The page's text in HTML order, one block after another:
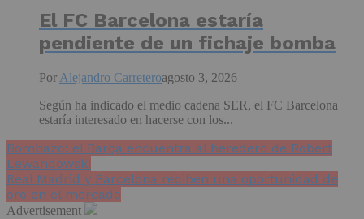
El FC Barcelona estaría
pendiente de un fichaje bomba
Por Alejandro Carreteroagosto 3, 2026
Según ha indicado el medio cadena SER, el FC Barcelona
estaría interesado en hacerse con los...
Bombazo: el Barça encuentra al heredero de Robert
Lewandowski
Real Madrid y Barcelona reciben una oportunidad de
oro en el mercado
Advertisement